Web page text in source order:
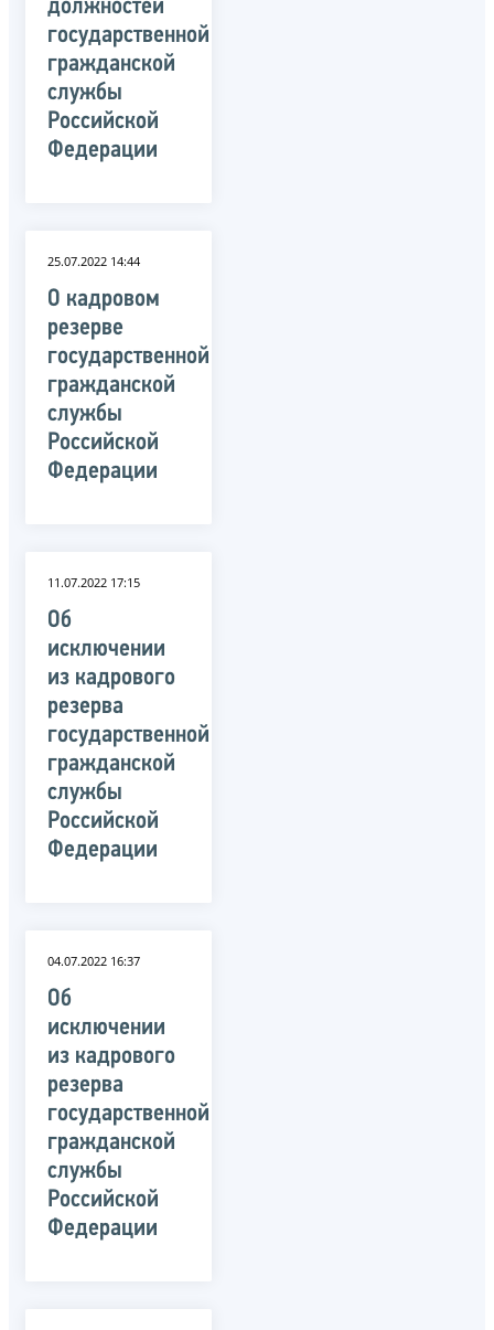
должностей
государственной
гражданской
службы
Российской
Федерации
25.07.2022 14:44
О кадровом
резерве
государственной
гражданской
службы
Российской
Федерации
11.07.2022 17:15
Об
исключении
из кадрового
резерва
государственной
гражданской
службы
Российской
Федерации
04.07.2022 16:37
Об
исключении
из кадрового
резерва
государственной
гражданской
службы
Российской
Федерации